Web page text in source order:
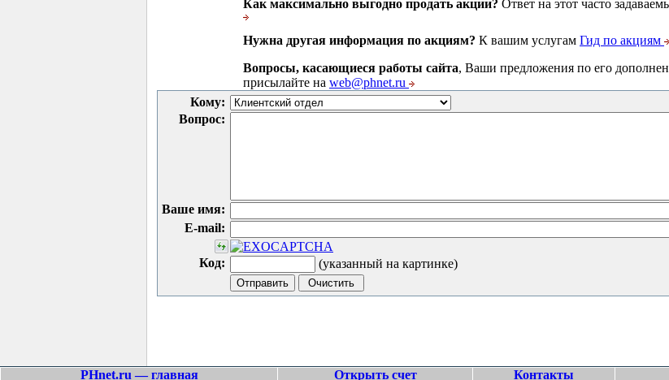
Как максимально выгодно продать акции? Ответ на этот часто
Нужна другая информация по акциям? К вашим услугам Гид по акциям
Вопросы, касающиеся работы сайта, Ваши предложения по его
присылайте на web@phnet.ru
Кому:
Вопрос:
Ваше имя:
E-mail:
Код: (указанный на картинке)
PHnet.ru — главная Открыть счет Контакты